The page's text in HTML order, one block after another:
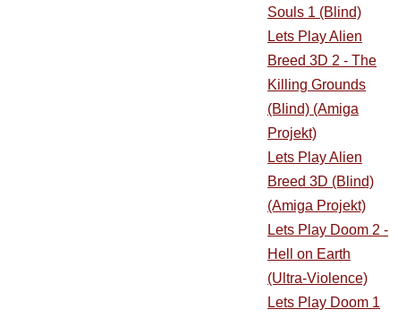
Souls 1 (Blind)
Lets Play Alien
Breed 3D 2 - The
Killing Grounds
(Blind) (Amiga
Projekt)
Lets Play Alien
Breed 3D (Blind)
(Amiga Projekt)
Lets Play Doom 2 -
Hell on Earth
(Ultra-Violence)
Lets Play Doom 1